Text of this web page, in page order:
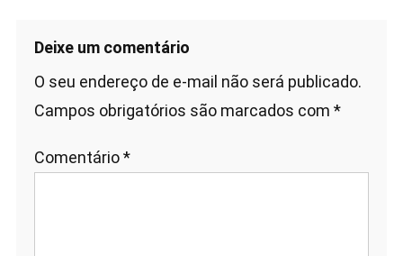
Deixe um comentário
O seu endereço de e-mail não será publicado.
Campos obrigatórios são marcados com *
Comentário*